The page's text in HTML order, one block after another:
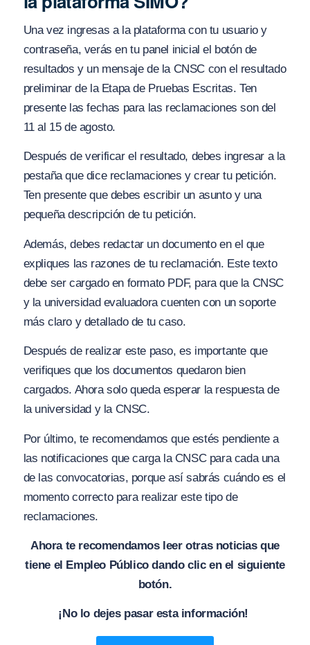
Una vez ingresas a la plataforma con tu usuario y
contraseña, verás en tu panel inicial el botón de
resultados y un mensaje de la CNSC con el resultado
preliminar de la Etapa de Pruebas Escritas. Ten
presente las fechas para las reclamaciones son del
11 al 15 de agosto.
Después de verificar el resultado, debes ingresar a la
pestaña que dice reclamaciones y crear tu petición.
Ten presente que debes escribir un asunto y una
pequeña descripción de tu petición.
Además, debes redactar un documento en el que
expliques las razones de tu reclamación. Este texto
debe ser cargado en formato PDF, para que la CNSC
y la universidad evaluadora cuenten con un soporte
más claro y detallado de tu caso.
Después de realizar este paso, es importante que
verifiques que los documentos quedaron bien
cargados. Ahora solo queda esperar la respuesta de
la universidad y la CNSC.
Por último, te recomendamos que estés pendiente a
las notificaciones que carga la CNSC para cada una
de las convocatorias, porque así sabrás cuándo es el
momento correcto para realizar este tipo de
reclamaciones.
Ahora te recomendamos leer otras noticias que
tiene el Empleo Público dando clic en el siguiente
botón.
¡No lo dejes pasar esta información!